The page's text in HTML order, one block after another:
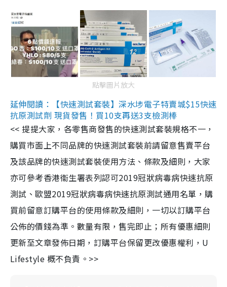
點擊圖片放大
延伸閱讀：【快速測試套裝】深水埗電子特賣城$15快速
抗原測試劑 現貨發售！買10支再送3支檢測棒
<< 提提大家，各零售商發售的快速測試套裝規格不一，
購買市面上不同品牌的快速測試套裝前請留意售賣平台
及該品牌的快速測試套裝使用方法、條款及細則，大家
亦可參考香港衞生署表列認可2019冠狀病毒病快速抗原
測試、歐盟2019冠狀病毒病快速抗原測試通用名單，購
買前留意訂購平台的使用條款及細則，一切以訂購平台
公佈的價錢為準。數量有限，售完即止；所有優惠細則
更新至文章發佈日期，訂購平台保留更改優惠權利，U
Lifestyle 概不負責。>>